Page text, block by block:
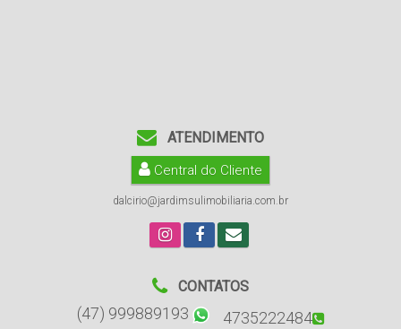
ATENDIMENTO
Central do Cliente
dalcirio@jardimsulimobiliaria.com.br
CONTATOS
(47) 999889193 4735222484